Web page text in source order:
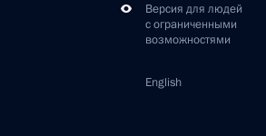
Версия для людей
с ограниченными
возможностями
English